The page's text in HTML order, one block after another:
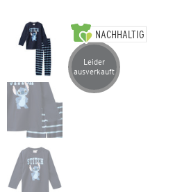
NACHHALTIG
Artikel leider ausverkauft
Leider
ausverkauft